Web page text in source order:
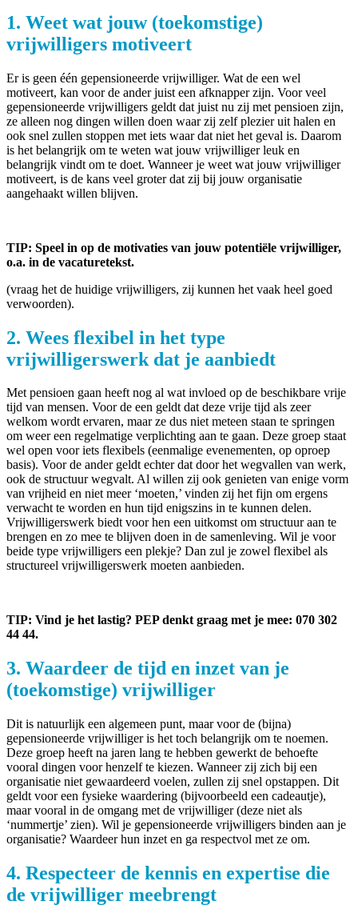
1. Weet wat jouw (toekomstige)
vrijwilligers motiveert
Er is geen één gepensioneerde vrijwilliger. Wat de een wel
motiveert, kan voor de ander juist een afknapper zijn. Voor veel
gepensioneerde vrijwilligers geldt dat juist nu zij met pensioen zijn,
ze alleen nog dingen willen doen waar zij zelf plezier uit halen en
ook snel zullen stoppen met iets waar dat niet het geval is. Daarom
is het belangrijk om te weten wat jouw vrijwilliger leuk en
belangrijk vindt om te doet. Wanneer je weet wat jouw vrijwilliger
motiveert, is de kans veel groter dat zij bij jouw organisatie
aangehaakt willen blijven.
TIP: Speel in op de motivaties van jouw potentiële vrijwilliger,
o.a. in de vacaturetekst.
(vraag het de huidige vrijwilligers, zij kunnen het vaak heel goed
verwoorden).
2. Wees flexibel in het type
vrijwilligerswerk dat je aanbiedt
Met pensioen gaan heeft nog al wat invloed op de beschikbare vrije
tijd van mensen. Voor de een geldt dat deze vrije tijd als zeer
welkom wordt ervaren, maar ze dus niet meteen staan te springen
om weer een regelmatige verplichting aan te gaan. Deze groep staat
wel open voor iets flexibels (eenmalige evenementen, op oproep
basis). Voor de ander geldt echter dat door het wegvallen van werk,
ook de structuur wegvalt. Al willen zij ook genieten van enige vorm
van vrijheid en niet meer ‘moeten,’ vinden zij het fijn om ergens
verwacht te worden en hun tijd enigszins in te kunnen delen.
Vrijwilligerswerk biedt voor hen een uitkomst om structuur aan te
brengen en zo mee te blijven doen in de samenleving. Wil je voor
beide type vrijwilligers een plekje? Dan zul je zowel flexibel als
structureel vrijwilligerswerk moeten aanbieden.
TIP: Vind je het lastig? PEP denkt graag met je mee: 070 302
44 44.
3. Waardeer de tijd en inzet van je
(toekomstige) vrijwilliger
Dit is natuurlijk een algemeen punt, maar voor de (bijna)
gepensioneerde vrijwilliger is het toch belangrijk om te noemen.
Deze groep heeft na jaren lang te hebben gewerkt de behoefte
vooral dingen voor henzelf te kiezen. Wanneer zij zich bij een
organisatie niet gewaardeerd voelen, zullen zij snel opstappen. Dit
geldt voor een fysieke waardering (bijvoorbeeld een cadeautje),
maar vooral in de omgang met de vrijwilliger (deze niet als
‘nummertje’ zien). Wil je gepensioneerde vrijwilligers binden aan je
organisatie? Waardeer hun inzet en ga respectvol met ze om.
4. Respecteer de kennis en expertise die
de vrijwilliger meebrengt